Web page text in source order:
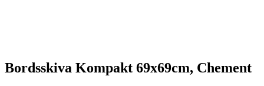
Bordsskiva Kompakt 69x69cm, Chement